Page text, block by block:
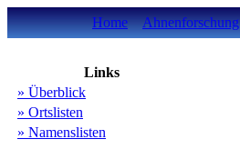
Home Ahnenforschung
Links
» Überblick
» Ortslisten
» Namenslisten